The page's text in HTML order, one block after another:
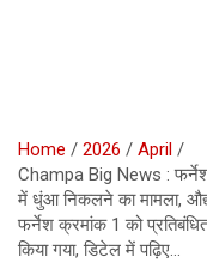
Home 2026
April
Champa Big News : फर्नेश
में धुंआ निकलने का मामला,
फर्नेश क्रमांक 1 को
किया गया, डिटेल में पढ़िए…